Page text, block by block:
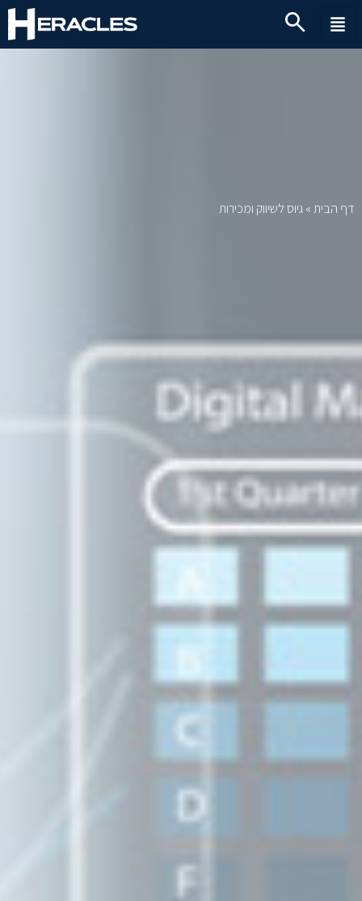
דף הבית»גיוס לשיווק ומכירות